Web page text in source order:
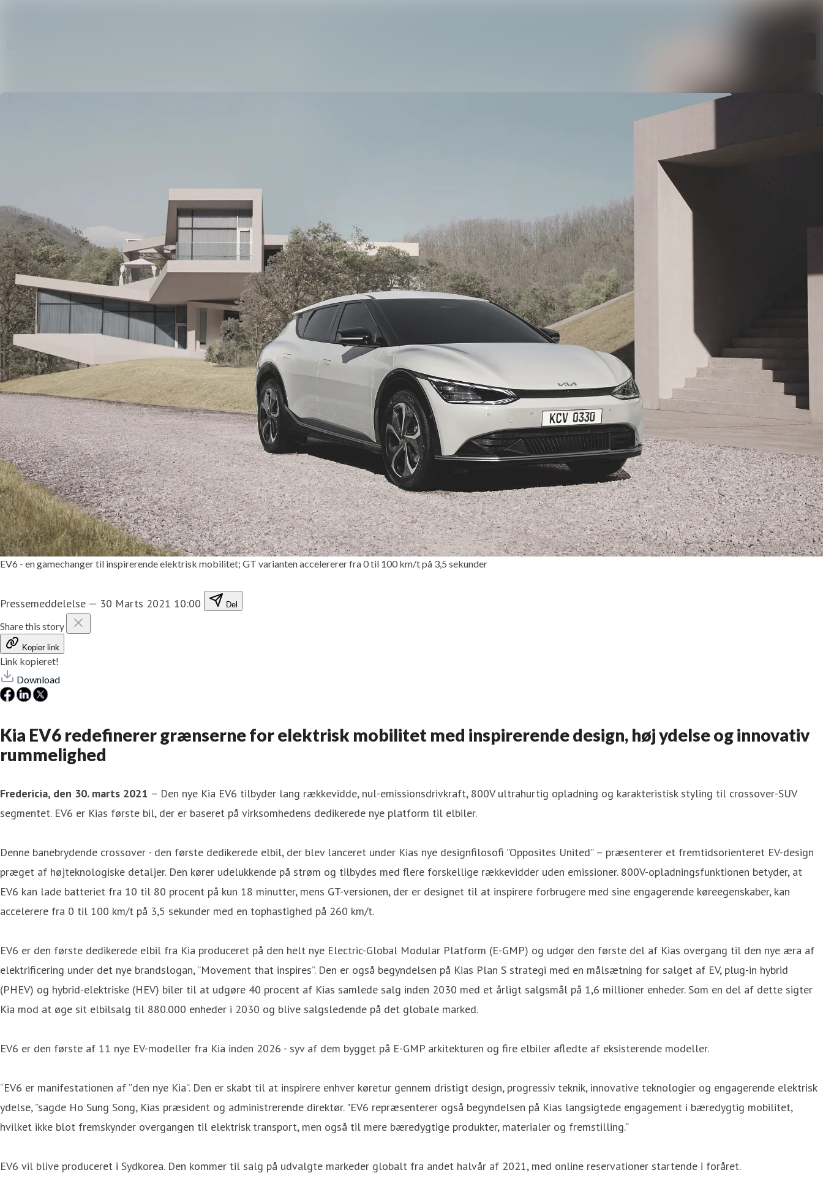
EV6 - en gamechanger til inspirerende elektrisk mobilitet; GT varianten accelererer fra 0 til 100 km/t på 3,5 sekunder
Pressemeddelelse — 30 Marts 2021 10:00 Del
Share this story
Kopier link
Link kopieret!
Download
Kia EV6 redefinerer grænserne for elektrisk mobilitet med inspirerende design, høj ydelse og innovativ
rummelighed
Fredericia, den 30. marts 2021 – Den nye Kia EV6 tilbyder lang rækkevidde, nul-emissionsdrivkraft, 800V ultrahurtig opladning og karakteristisk styling til crossover-SUV
segmentet. EV6 er Kias første bil, der er baseret på virksomhedens dedikerede nye platform til elbiler.
Denne banebrydende crossover - den første dedikerede elbil, der blev lanceret under Kias nye designfilosofi ”Opposites United” – præsenterer et fremtidsorienteret EV-design
præget af højteknologiske detaljer. Den kører udelukkende på strøm og tilbydes med flere forskellige rækkevidder uden emissioner. 800V-opladningsfunktionen betyder, at
EV6 kan lade batteriet fra 10 til 80 procent på kun 18 minutter, mens GT-versionen, der er designet til at inspirere forbrugere med sine engagerende køreegenskaber, kan
accelerere fra 0 til 100 km/t på 3,5 sekunder med en tophastighed på 260 km/t.
EV6 er den første dedikerede elbil fra Kia produceret på den helt nye Electric-Global Modular Platform (E-GMP) og udgør den første del af Kias overgang til den nye æra af
elektrificering under det nye brandslogan, ”Movement that inspires”. Den er også begyndelsen på Kias Plan S strategi med en målsætning for salget af EV, plug-in hybrid
(PHEV) og hybrid-elektriske (HEV) biler til at udgøre 40 procent af Kias samlede salg inden 2030 med et årligt salgsmål på 1,6 millioner enheder. Som en del af dette sigter
Kia mod at øge sit elbilsalg til 880.000 enheder i 2030 og blive salgsledende på det globale marked.
EV6 er den første af 11 nye EV-modeller fra Kia inden 2026 - syv af dem bygget på E-GMP arkitekturen og fire elbiler afledte af eksisterende modeller.
“EV6 er manifestationen af ”den nye Kia”. Den er skabt til at inspirere enhver køretur gennem dristigt design, progressiv teknik, innovative teknologier og engagerende elektrisk
ydelse, ”sagde Ho Sung Song, Kias præsident og administrerende direktør. "EV6 repræsenterer også begyndelsen på Kias langsigtede engagement i bæredygtig mobilitet,
hvilket ikke blot fremskynder overgangen til elektrisk transport, men også til mere bæredygtige produkter, materialer og fremstilling."
EV6 vil blive produceret i Sydkorea. Den kommer til salg på udvalgte markeder globalt fra andet halvår af 2021, med online reservationer startende i foråret.